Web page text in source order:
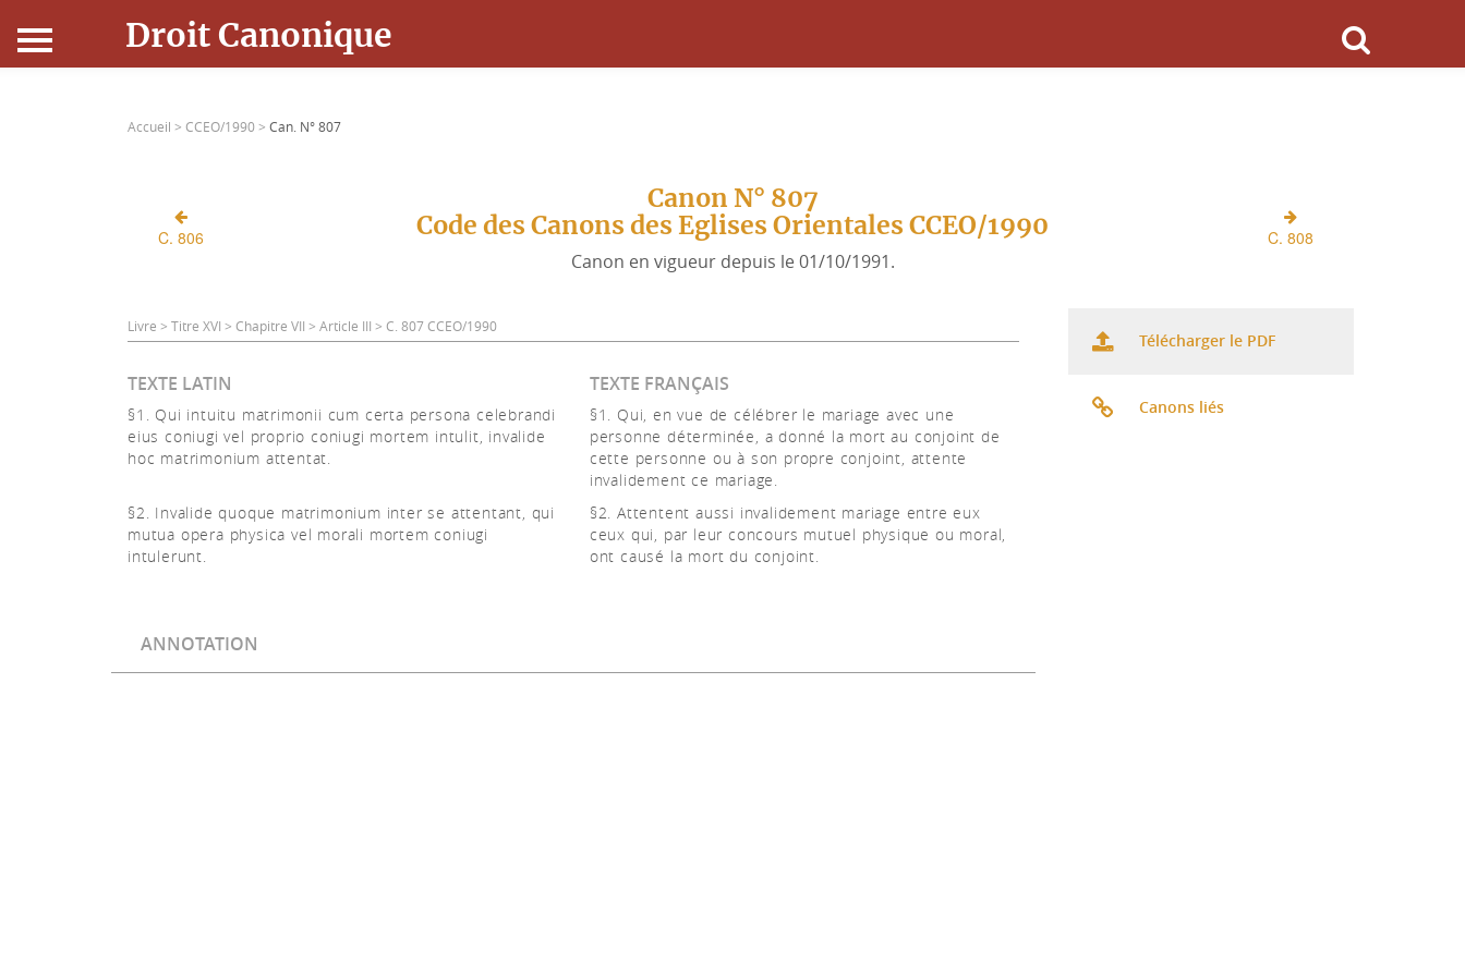
Droit Canonique
Connexion
Accueil > CCEO/1990 > Can. N° 807
C. 806
Canon N° 807
Code des Canons des Eglises Orientales CCEO/1990
Canon en vigueur depuis le 01/10/1991.
C. 808
Livre > Titre XVI > Chapitre VII > Article III > C. 807 CCEO/1990
TEXTE LATIN TEXTE FRANÇAIS
§1. Qui intuitu matrimonii cum certa persona celebrandi
eius coniugi vel proprio coniugi mortem intulit, invalide
hoc matrimonium attentat.
§1. Qui, en vue de célébrer le mariage avec une
personne déterminée, a donné la mort au conjoint de
cette personne ou à son propre conjoint, attente
invalidement ce mariage.
§2. Invalide quoque matrimonium inter se attentant, qui
mutua opera physica vel morali mortem coniugi
intulerunt.
§2. Attentent aussi invalidement mariage entre eux
ceux qui, par leur concours mutuel physique ou moral,
ont causé la mort du conjoint.
ANNOTATION
Télécharger le PDF
Canons liés